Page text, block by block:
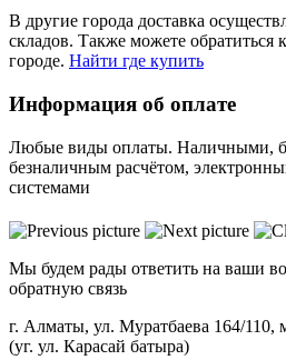
В другие города доставка
складов. Также можете
городе. Найти где купить
Информация об оплате
Любые виды оплаты. Наличными,
безналичным расчётом,
системами
Мы будем рады ответить на ваши
обратную связь
г. Алматы, ул. Муратбаева 164/110,
(уг. ул. Карасай батыра)